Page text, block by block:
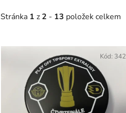
Stránka 1 z 2 - 13 položek celkem
V
Kód: 342